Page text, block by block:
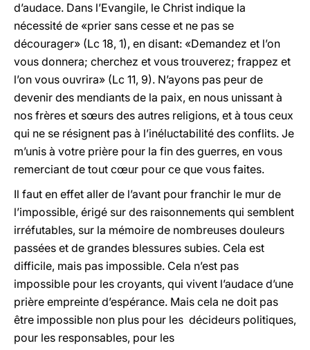
d’audace. Dans l’Evangile, le Christ indique la
nécessité de «prier sans cesse et ne pas se
décourager» (Lc 18, 1), en disant: «Demandez et l’on
vous donnera; cherchez et vous trouverez; frappez et
l’on vous ouvrira» (Lc 11, 9). N’ayons pas peur de
devenir des mendiants de la paix, en nous unissant à
nos frères et sœurs des autres religions, et à tous ceux
qui ne se résignent pas à l’inéluctabilité des conflits. Je
m’unis à votre prière pour la fin des guerres, en vous
remerciant de tout cœur pour ce que vous faites.
Il faut en effet aller de l’avant pour franchir le mur de
l’impossible, érigé sur des raisonnements qui semblent
irréfutables, sur la mémoire de nombreuses douleurs
passées et de grandes blessures subies. Cela est
difficile, mais pas impossible. Cela n’est pas
impossible pour les croyants, qui vivent l’audace d’une
prière empreinte d’espérance. Mais cela ne doit pas
être impossible non plus pour les décideurs politiques,
pour les responsables, pour les